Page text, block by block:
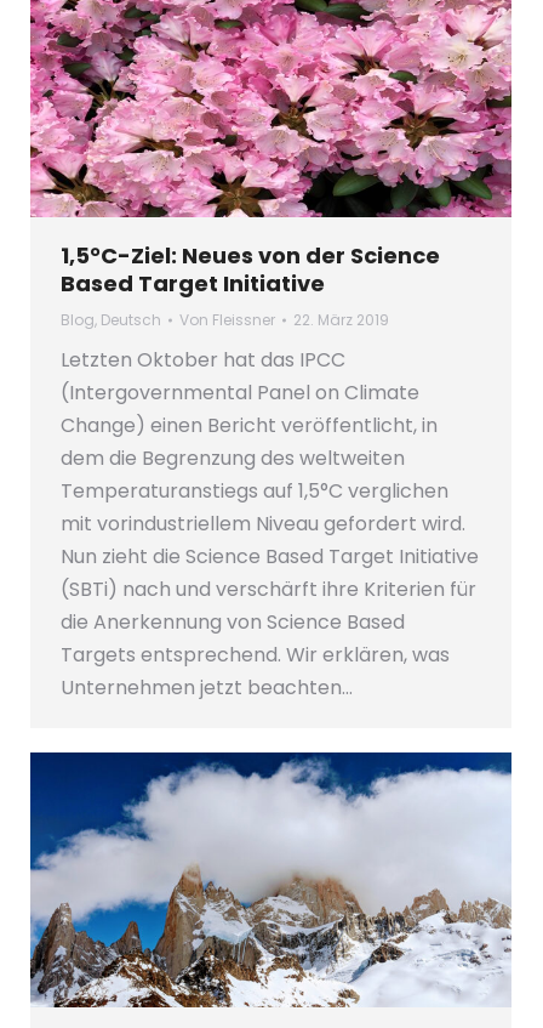
1,5°C-Ziel: Neues von der Science
Based Target Initiative
Blog, Deutsch Von Fleissner 22. März 2019
Letzten Oktober hat das IPCC
(Intergovernmental Panel on Climate
Change) einen Bericht veröffentlicht, in
dem die Begrenzung des weltweiten
Temperaturanstiegs auf 1,5°C verglichen
mit vorindustriellem Niveau gefordert wird.
Nun zieht die Science Based Target Initiative
(SBTi) nach und verschärft ihre Kriterien für
die Anerkennung von Science Based
Targets entsprechend. Wir erklären, was
Unternehmen jetzt beachten…